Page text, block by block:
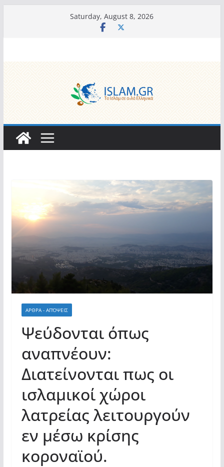
Saturday, August 8, 2026
ΑΡΘΡΑ - ΑΠΌΨΕΙΣ
Ψεύδονται όπως
αναπνέουν:
Διατείνονται πως οι
ισλαμικοί χώροι
λατρείας λειτουργούν
εν μέσω κρίσης
κοροναϊού.